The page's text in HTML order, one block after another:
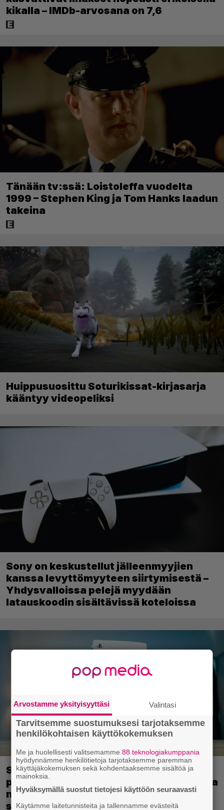
Yöllä tv:ssä: Sotaelokuvan näyttelijät
kasvattivat lihakset nopeasti erikoisella
kikalla – IMDb-arvosana on 7,6
Tänään tv:ssä: Loistoleffa vuodelta
1999 – Stephen King ja Tom Hanks laadun
takeina
Huippusuosittu Soturikissat-kirjasarja
Sony on keskustellut jälleenmyyjien
kanssa levyttömyyteen siirtymisestä –
Sony kertoo kuulleensa PlayStation-
pelilevyjen valmistuksen lopettamisesta
Arvostamme yksityisyyttäsi Valintasi
Tarvitsemme suostumuksesi tarjotaksemme
henkilökohtaisen käyttökokemuksen
Me ja huolellisesti valitsemamme88 teknologiakumppania
hyödynnämme henkilötietoja tarjotaksemme paremman
käyttäjäkokemuksen sekä kohdentaaksemme sisältöä ja
mainoksia.
Hyväksymällä suostut tietojesi käyttöön seuraavasti
Käytämme laitetunnisteita ja tallennamme evästeitä